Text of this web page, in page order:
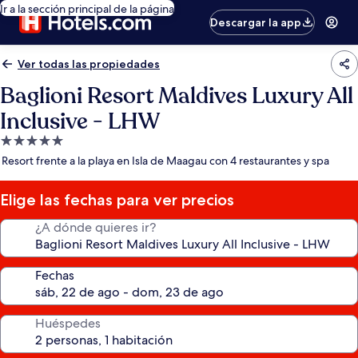
Ir a la sección principal de la página
Descargar la app
Ver todas las propiedades
Baglioni Resort Maldives Luxury All
Inclusive - LHW
Propiedad
de
estrellas
Resort frente a la playa en Isla de Maagau con 4 restaurantes y spa
Elige las fechas para ver precios
¿A dónde quieres ir?
Fechas
Huéspedes